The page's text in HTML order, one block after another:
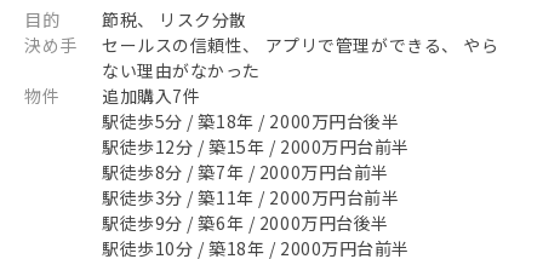
目的
節税、 リスク分散
決め手
セールスの信頼性、 アプリで管理ができる、 やら
ない理由がなかった
物件
追加購入7件
駅徒歩5分 / 築18年 / 2000万円台後半
駅徒歩12分 / 築15年 / 2000万円台前半
駅徒歩8分 / 築7年 / 2000万円台前半
駅徒歩3分 / 築11年 / 2000万円台前半
駅徒歩9分 / 築6年 / 2000万円台後半
駅徒歩10分 / 築18年 / 2000万円台前半